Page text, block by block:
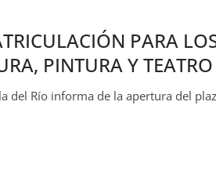
PARA
PINTURA Y
del Río informa de la apertura del